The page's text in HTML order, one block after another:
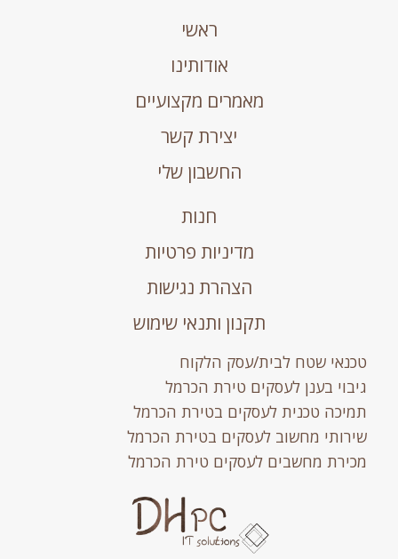
ראשי
אודותינו
מאמרים מקצועיים
יצירת קשר
החשבון שלי
חנות
מדיניות פרטיות
הצהרת נגישות
תקנון ותנאי שימוש
טכנאי שטח לבית/עסק הלקוח
גיבוי בענן לעסקים טירת הכרמל
תמיכה טכנית לעסקים בטירת הכרמל
שירותי מחשוב לעסקים בטירת הכרמל
מכירת מחשבים לעסקים טירת הכרמל